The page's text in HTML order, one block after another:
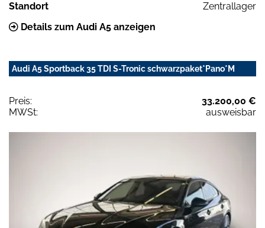
Standort
Zentrallager
Details zum Audi A5 anzeigen
Audi A5 Sportback 35 TDI S-Tronic schwarzpaket*Pano*M
Preis:
33.200,00 €
MWSt:
ausweisbar